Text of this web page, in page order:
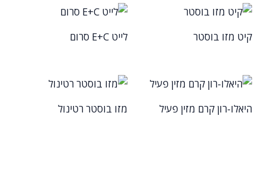
קיט מזו בוסטר לייט E+C סרום
היאלו-רון קרם מזין פעיל מזו בוסטר רטינול